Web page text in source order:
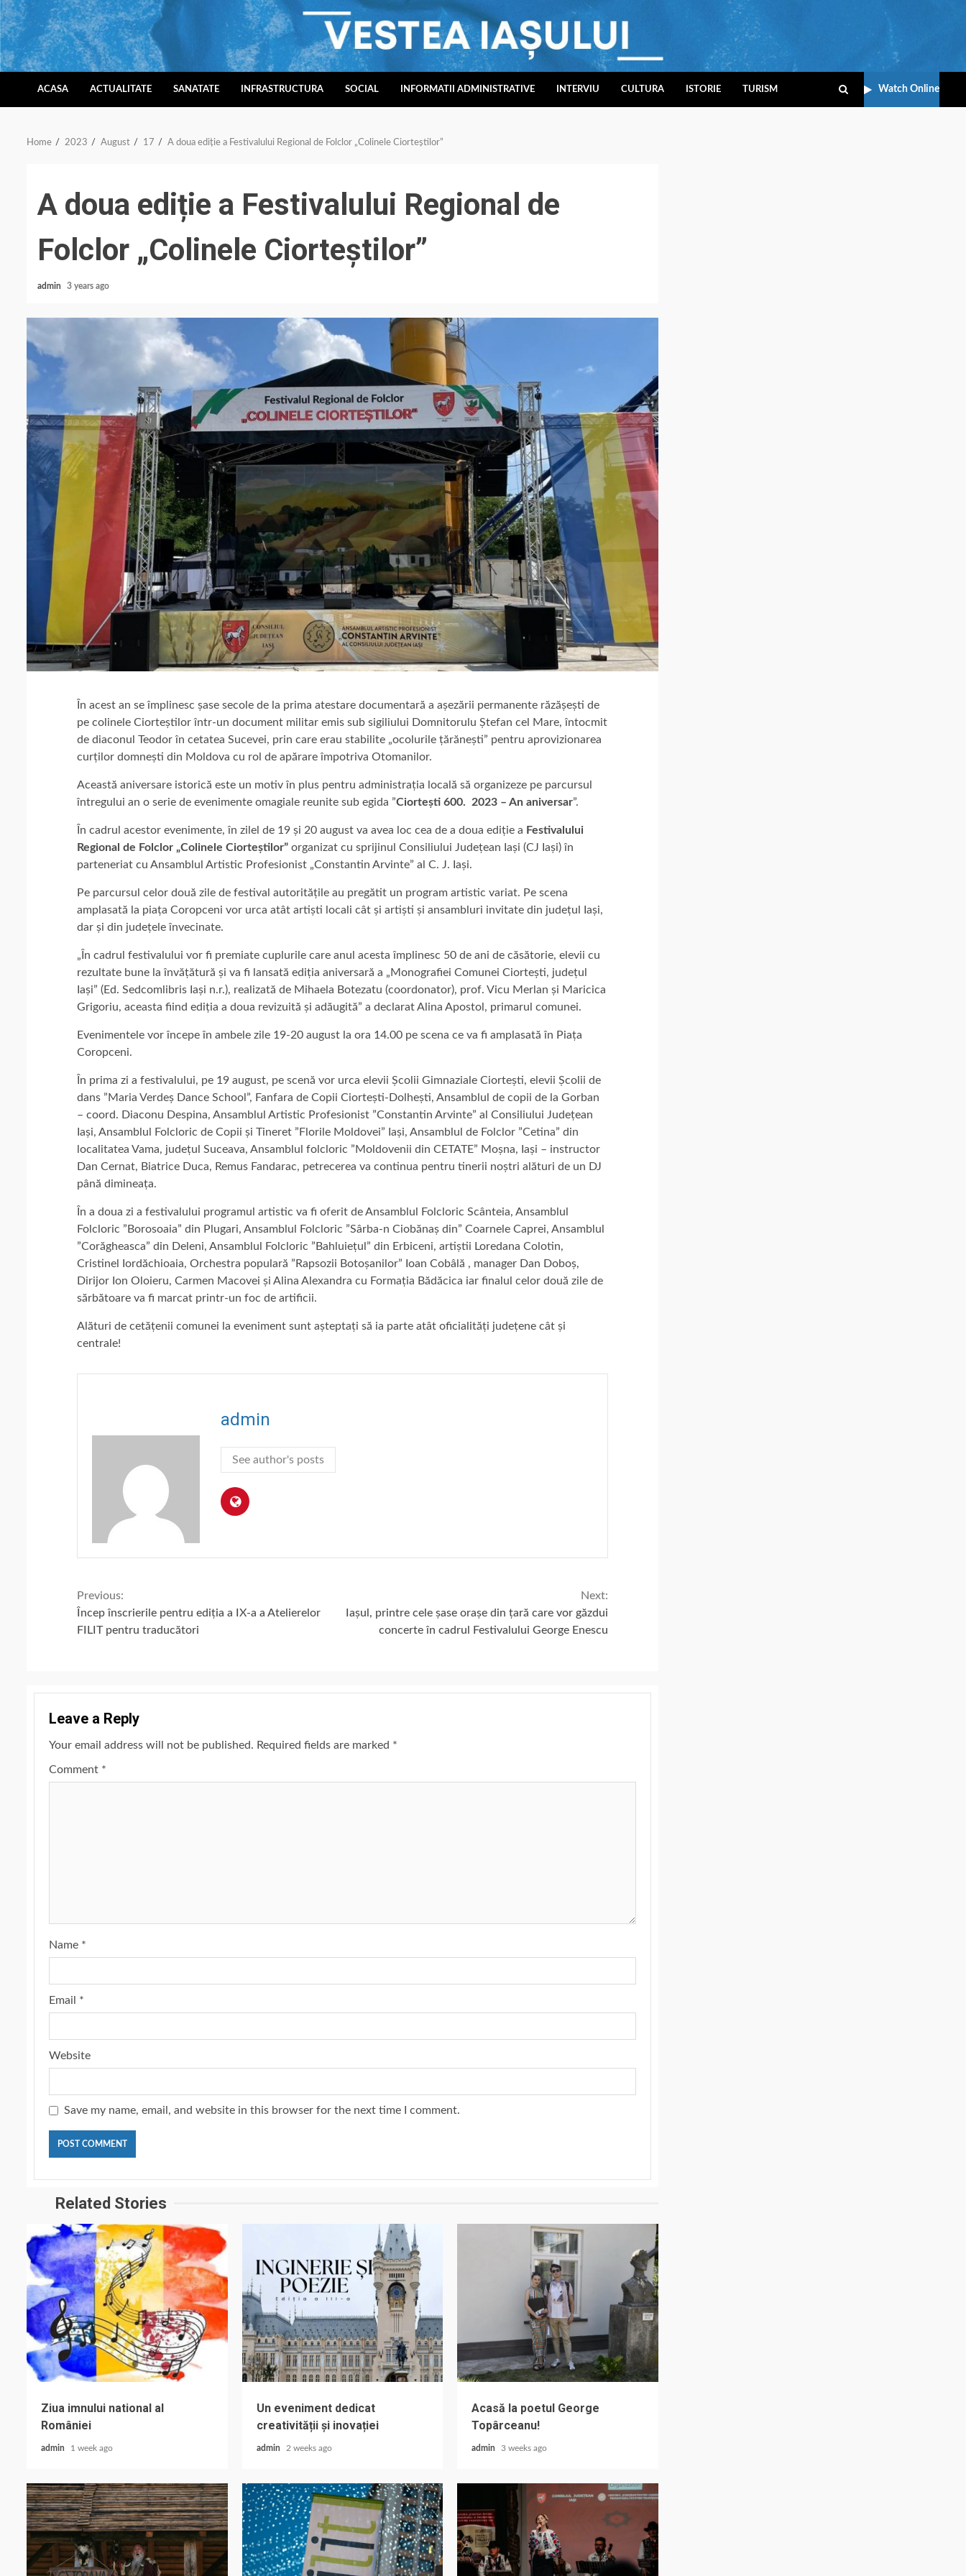
Skip
to
content
ACASA ACTUALITATE SANATATE INFRASTRUCTURA SOCIAL INFORMATII ADMINISTRATIVE INTERVIU CULTURA ISTORIE TURISM Watch Online
Home 2023 August 17 A doua ediție a Festivalului Regional de Folclor „Colinele Ciorteștilor”
A doua ediție a Festivalului Regional de
Folclor „Colinele Ciorteștilor”
admin 3 years ago
În acest an se împlinesc șase secole de la prima atestare documentară a așezării permanente răzășești de
pe colinele Ciorteștilor într-un document militar emis sub sigiliului Domnitorulu Ștefan cel Mare, întocmit
de diaconul Teodor în cetatea Sucevei, prin care erau stabilite „ocolurile țărănești” pentru aprovizionarea
curților domnești din Moldova cu rol de apărare împotriva Otomanilor.
Această aniversare istorică este un motiv în plus pentru administrația locală să organizeze pe parcursul
întregului an o serie de evenimente omagiale reunite sub egida ”Ciortești 600. 2023 – An aniversar”.
În cadrul acestor evenimente, în zilel de 19 și 20 august va avea loc cea de a doua ediție a Festivalului
Regional de Folclor „Colinele Ciorteștilor” organizat cu sprijinul Consiliului Județean Iași (CJ Iași) în
parteneriat cu Ansamblul Artistic Profesionist „Constantin Arvinte” al C. J. Iași.
Pe parcursul celor două zile de festival autoritățile au pregătit un program artistic variat. Pe scena
amplasată la piața Coropceni vor urca atât artiști locali cât și artiști și ansambluri invitate din județul Iași,
dar și din județele învecinate.
„În cadrul festivalului vor fi premiate cuplurile care anul acesta împlinesc 50 de ani de căsătorie, elevii cu
rezultate bune la învățătură și va fi lansată ediția aniversară a „Monografiei Comunei Ciortești, județul
Iași” (Ed. Sedcomlibris Iași n.r.), realizată de Mihaela Botezatu (coordonator), prof. Vicu Merlan și Maricica
Grigoriu, aceasta fiind ediția a doua revizuită și adăugită” a declarat Alina Apostol, primarul comunei.
Evenimentele vor începe în ambele zile 19-20 august la ora 14.00 pe scena ce va fi amplasată în Piața
Coropceni.
În prima zi a festivalului, pe 19 august, pe scenă vor urca elevii Școlii Gimnaziale Ciortești, elevii Școlii de
dans ”Maria Verdeș Dance School”, Fanfara de Copii Ciortești-Dolhești, Ansamblul de copii de la Gorban
– coord. Diaconu Despina, Ansamblul Artistic Profesionist ”Constantin Arvinte” al Consiliului Județean
Iași, Ansamblul Folcloric de Copii și Tineret ”Florile Moldovei” Iași, Ansamblul de Folclor ”Cetina” din
localitatea Vama, județul Suceava, Ansamblul folcloric ”Moldovenii din CETATE” Moșna, Iași – instructor
Dan Cernat, Biatrice Duca, Remus Fandarac, petrecerea va continua pentru tinerii noștri alături de un DJ
până dimineața.
În a doua zi a festivalului programul artistic va fi oferit de Ansamblul Folcloric Scânteia, Ansamblul
Folcloric ”Borosoaia” din Plugari, Ansamblul Folcloric ”Sârba-n Ciobănaș din” Coarnele Caprei, Ansamblul
”Corăgheasca” din Deleni, Ansamblul Folcloric ”Bahluiețul” din Erbiceni, artiștii Loredana Colotin,
Cristinel Iordăchioaia, Orchestra populară ”Rapsozii Botoșanilor” Ioan Cobâlă , manager Dan Doboș,
Dirijor Ion Oloieru, Carmen Macovei și Alina Alexandra cu Formația Bădăcica iar finalul celor două zile de
sărbătoare va fi marcat printr-un foc de artificii.
Alături de cetățenii comunei la eveniment sunt așteptați să ia parte atât oficialități județene cât și
centrale!
admin
See author's posts
Continue
Reading
Previous:
Încep înscrierile pentru ediția a IX-a a Atelierelor
FILIT pentru traducători
Next:
Iașul, printre cele șase orașe din țară care vor găzdui
concerte în cadrul Festivalului George Enescu
Leave a Reply
Your email address will not be published. Required fields are marked *
Comment *
Name *
Email *
Website
Save my name, email, and website in this browser for the next time I comment.
Related Stories
Ziua imnului national al
României
admin 1 week ago
Un eveniment dedicat
creativității și inovației
admin 2 weeks ago
Acasă la poetul George
Topârceanu!
admin 3 weeks ago